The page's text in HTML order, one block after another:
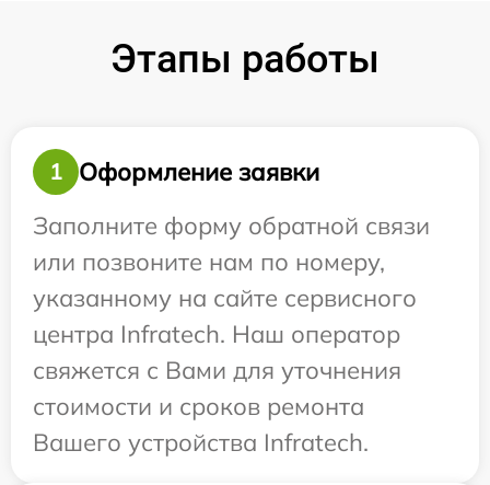
Этапы работы
1
Оформление заявки
Заполните форму обратной связи
или позвоните нам по номеру,
указанному на сайте сервисного
центра Infratech. Наш оператор
свяжется с Вами для уточнения
стоимости и сроков ремонта
Вашего устройства Infratech.